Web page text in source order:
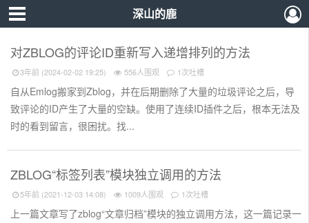
深山的鹿
对ZBLOG的评论ID重新写入递增排列的方法
3年前 (2024-02-02 19:25) 556人围观 1次吐槽
自从Emlog搬家到Zblog，并在后期删除了大量的垃圾评论之后，导
致评论的ID产生了大量的空缺。使用了连续ID插件之后，根本无法及
时的看到留言，很困扰。找...
ZBLOG“标签列表”模块独立调用的方法
5年前 (2021-12-03 14:08) 1009人围观 1次吐槽
上一篇文章写了zblog“文章归档”模块的独立调用方法，这一篇记录一